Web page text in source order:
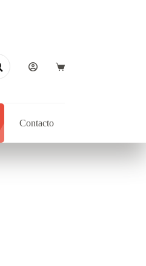
Contacto